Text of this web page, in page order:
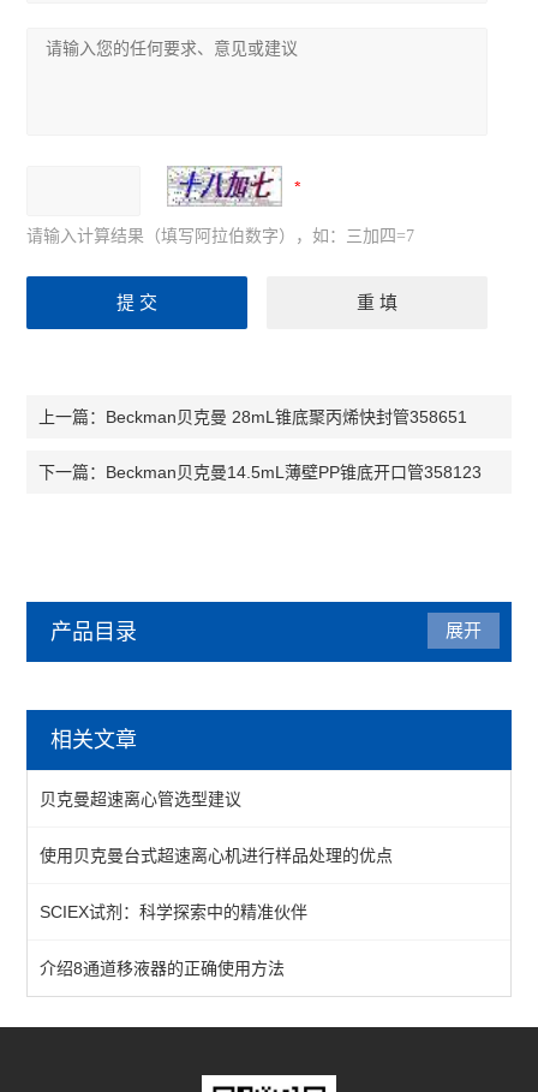
请输入计算结果（填写阿拉伯数字），如：三加四=7
上一篇： Beckman贝克曼 28mL锥底聚丙烯快封管358651
下一篇： Beckman贝克曼14.5mL薄壁PP锥底开口管358123
产品目录
流式试剂
工作站吸头
磁力架
核酸纯化
细胞计数
展开
相关文章
贝克曼超速离心管选型建议
使用贝克曼台式超速离心机进行样品处理的优点
SCIEX试剂：科学探索中的精准伙伴
介绍8通道移液器的正确使用方法